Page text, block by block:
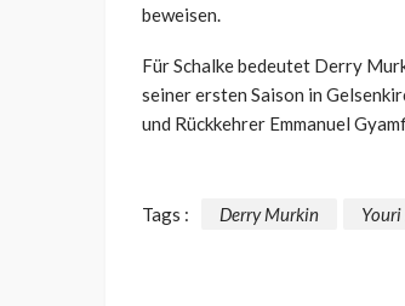
beweisen.
Für Schalke bedeutet Derry
seiner ersten Saison in
und Rückkehrer Emmanuel
Tags : Derry Murkin